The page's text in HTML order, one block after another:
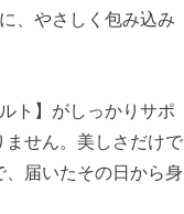
、やさしく包み込み
ト】がしっかりサポ
せん。美しさだけで
届いたその日から身